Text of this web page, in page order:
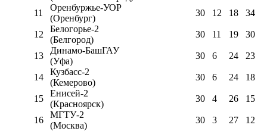
11
Оренбуржье-УОР
(Оренбург)
30 12 18 34
12
Белогорье-2
(Белгород)
30 11 19 30
13
Динамо-БашГАУ
(Уфа)
30 6 24 23
14
Кузбасс-2
(Кемерово)
30 6 24 18
15
Енисей-2
(Красноярск)
30 4 26 15
16
МГТУ-2
(Москва)
30 3 27 12